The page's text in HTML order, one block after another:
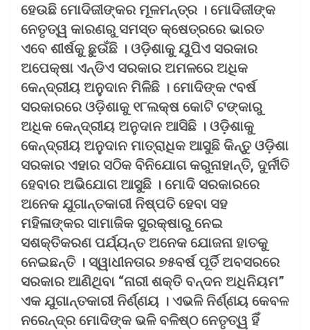
ହେଉଛି ମୋଦିଜୀଙ୍କର ମୂଳମନ୍ତ୍ର । ମୋଦିଜୀଙ୍କ
ନେତୃତ୍ୱ କାରଣରୁ ସମସ୍ତ କ୍ଷେତ୍ରରେ ଭାରତ
ଏବେ ଶୀର୍ଷକୁ ଛୁଉଁଛି । ଓଡ଼ିଶାକୁ ୟୁପିଏ ସରକାର
ଅପେକ୍ଷା ଏନ୍‌ଡିଏ ସରକାର ଅମଳରେ ଅଧିକ
କେନ୍ଦ୍ରୀୟ ଅନୁଦାନ ମିଳିଛି । ମୋଦିଙ୍କ ୯ବର୍ଷ
ସରକାରରେ ଓଡ଼ିଶାକୁ ୧୮ଲକ୍ଷ କୋଟି ଟଙ୍କାରୁ
ଅଧିକ କେନ୍ଦ୍ରୀୟ ଅନୁଦାନ ଆସିଛି । ଓଡ଼ିଶାକୁ
କେନ୍ଦ୍ରୀୟ ଅନୁଦାନ ମାତ୍ରାଧିକ ଆସୁଛି କିନ୍ତୁ ଓଡ଼ିଶା
ସରକାର ଏହାର ସଠିକ ବିନିଯୋଗ କରୁନାହାନ୍ତି, ଦୁର୍ନୀତି
ହେବାର ଅଭିଯୋଗ ଆସୁଛି । ମୋଦି ସରକାରରେ
ଅନେକ ଯୁଗାନ୍ତକାରୀ ନିଷ୍ପତି ହେବା ସହ
ମହିଳାଙ୍କର ସାମାଜିକ ସୁରକ୍ଷାରୁ ନେଇ
ସଶକ୍ତିକରଣ ପର୍ଯ୍ୟନ୍ତ ଅନେକ ଯୋଜନା ହାତକୁ
ନେଇଛନ୍ତି । ସ୍ୱାଧୀନତାର ୭୫ବର୍ଷ ପୂର୍ତି ଅବସରରେ
ସରକାର ଆଣିଥିବା “ନାରୀ ଶକ୍ତି ବନ୍ଦନ ଅଧିନିୟମ”
ଏକ ଯୁଗାନ୍ତକାରୀ ନିର୍ଣ୍ଣୟ । ଏଭଳି ନିର୍ଣ୍ଣୟ କେବଳ
ନରେନ୍ଦ୍ର ମୋଦିଙ୍କ ଭଳି ବଳିଷ୍ଠ ନେତୃତ୍ୱ ହିଁ